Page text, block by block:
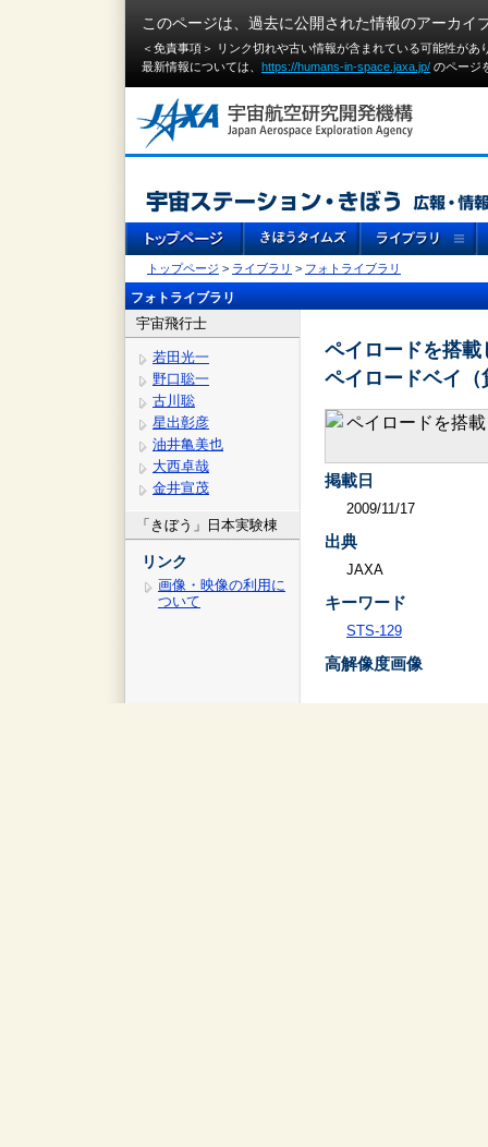
このページは、過去に公開された情報のアーカイ
＜免責事項＞ リンク切れや古い情報が含まれている可能性が
最新情報については、 https://humans-in-space.jaxa.jp/ のページ
トップページ > ライブラリ > フォトライブラリ
フォトライブラリ
宇宙飛行士
若田光一
野口聡一
古川聡
星出彰彦
油井亀美也
大西卓哉
金井宣茂
「きぼう」日本実験棟
リンク
画像・映像の利用に
ついて
ペイロードを搭
ペイロードベイ（
掲載日
2009/11/17
出典
JAXA
キーワード
STS-129
高解像度画像